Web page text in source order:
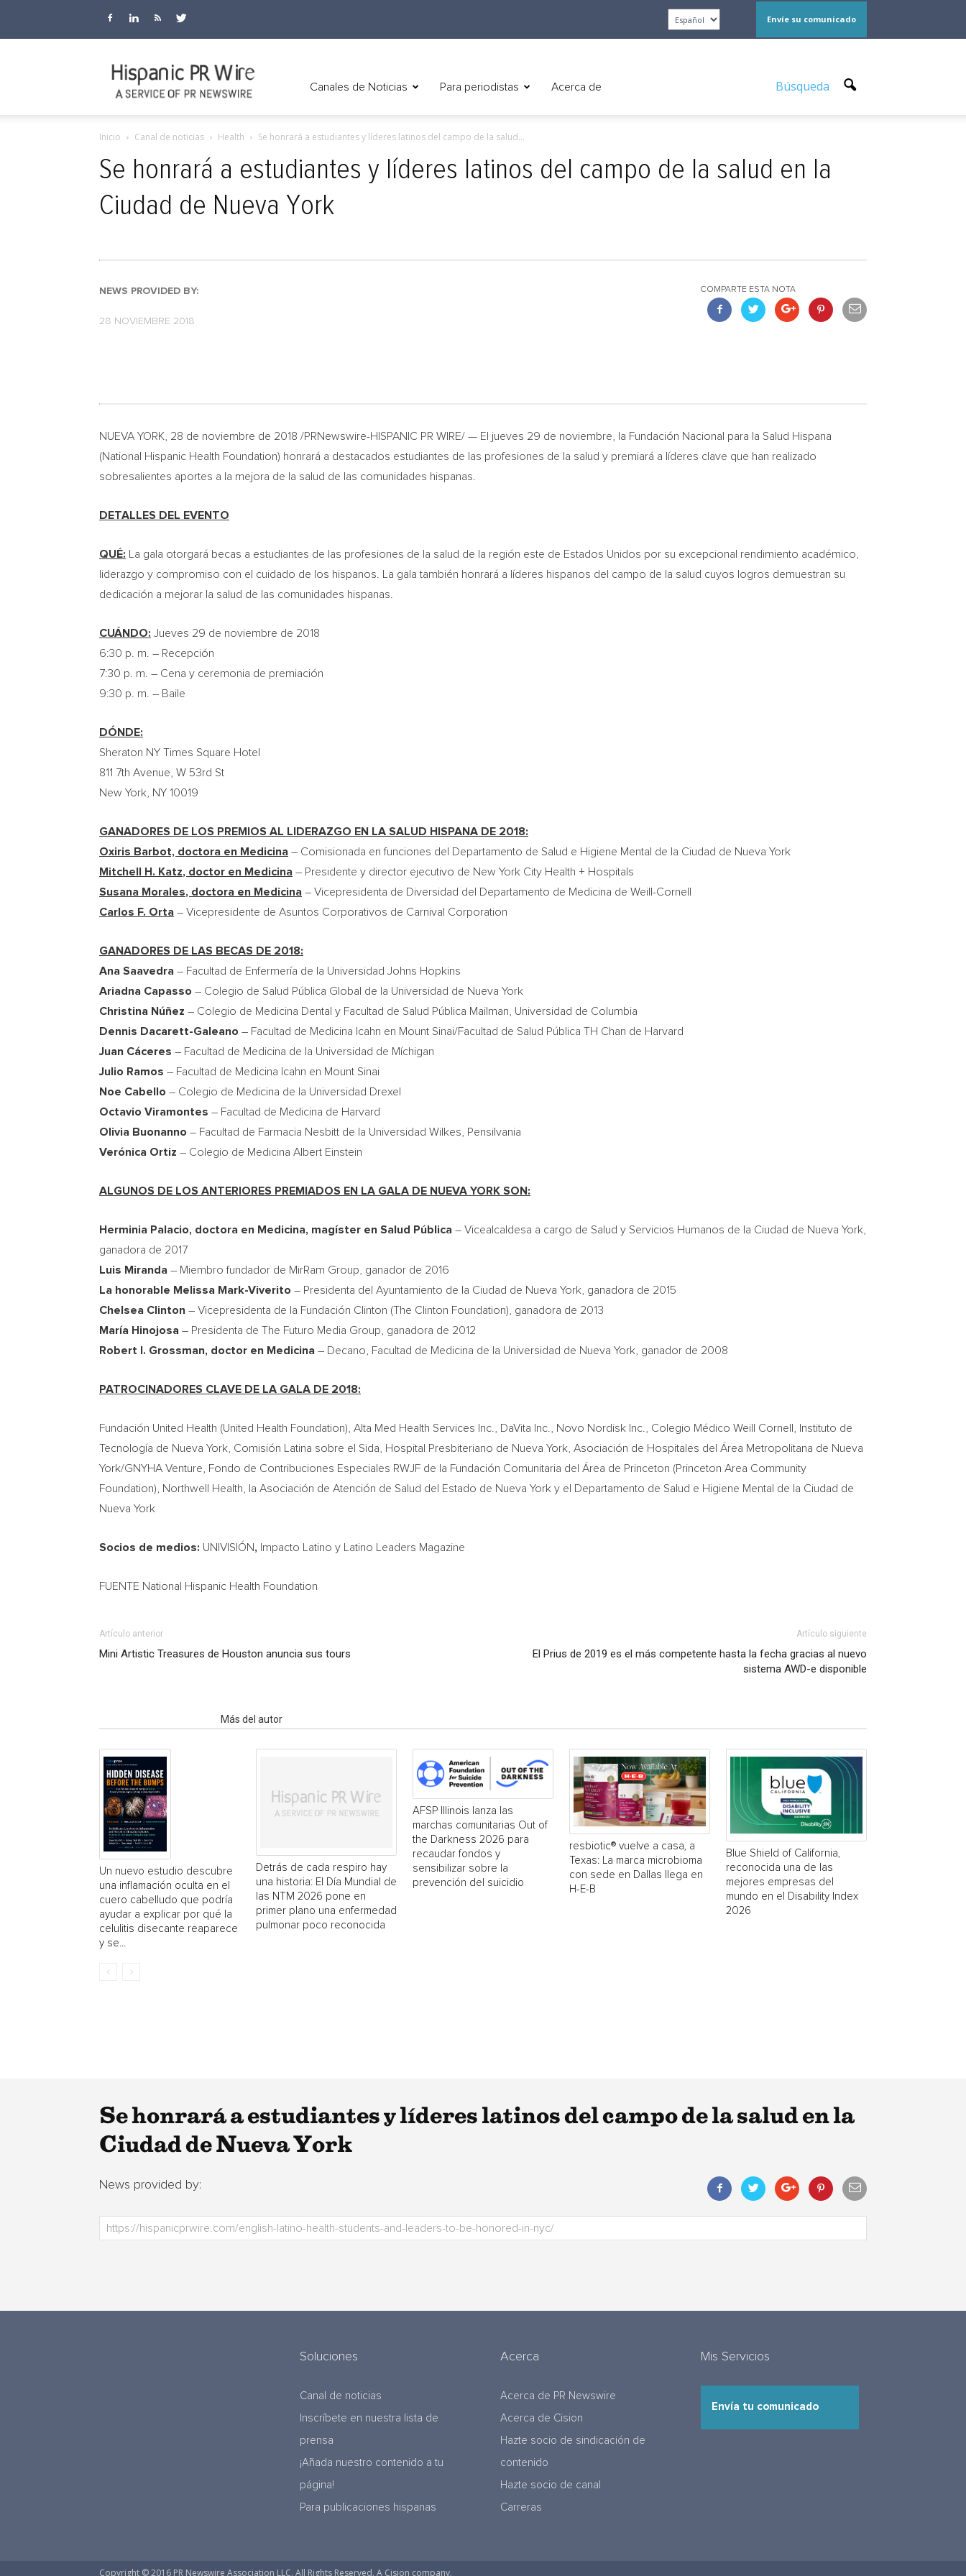
Envíe su comunicado
Canales de Noticias Para periodistas Acerca de Búsqueda
Inicio Canal de noticias Health Se honrará a estudiantes y líderes latinos del campo de la salud...
Se honrará a estudiantes y líderes latinos del campo de la salud en la
Ciudad de Nueva York
NEWS PROVIDED BY:
28 NOVIEMBRE 2018
COMPARTE ESTA NOTA
NUEVA YORK , 28 de noviembre de 2018 /PRNewswire-HISPANIC PR WIRE/ — El jueves 29 de noviembre, la Fundación Nacional para la Salud Hispana
(National Hispanic Health Foundation) honrará a destacados estudiantes de las profesiones de la salud y premiará a líderes clave que han realizado
sobresalientes aportes a la mejora de la salud de las comunidades hispanas.
DETALLES DEL EVENTO
QUÉ: La gala otorgará becas a estudiantes de las profesiones de la salud de la región este de Estados Unidos por su excepcional rendimiento académico,
liderazgo y compromiso con el cuidado de los hispanos. La gala también honrará a líderes hispanos del campo de la salud cuyos logros demuestran su
dedicación a mejorar la salud de las comunidades hispanas.
CUÁNDO: Jueves 29 de noviembre de 2018
6:30 p. m. – Recepción
7:30 p. m. – Cena y ceremonia de premiación
9:30 p. m. – Baile
DÓNDE:
Sheraton NY Times Square Hotel
811 7th Avenue, W 53rd St
New York, NY 10019
GANADORES DE LOS PREMIOS AL LIDERAZGO EN LA SALUD HISPANA DE 2018:
Oxiris Barbot, doctora en Medicina – Comisionada en funciones del Departamento de Salud e Higiene Mental de la Ciudad de Nueva York
Mitchell H. Katz, doctor en Medicina – Presidente y director ejecutivo de New York City Health + Hospitals
Susana Morales, doctora en Medicina – Vicepresidenta de Diversidad del Departamento de Medicina de Weill-Cornell
Carlos F. Orta – Vicepresidente de Asuntos Corporativos de Carnival Corporation
GANADORES DE LAS BECAS DE 2018:
Ana Saavedra – Facultad de Enfermería de la Universidad Johns Hopkins
Ariadna Capasso – Colegio de Salud Pública Global de la Universidad de Nueva York
Christina Núñez – Colegio de Medicina Dental y Facultad de Salud Pública Mailman, Universidad de Columbia
Dennis Dacarett-Galeano – Facultad de Medicina Icahn en Mount Sinai/Facultad de Salud Pública TH Chan de Harvard
Juan Cáceres – Facultad de Medicina de la Universidad de Míchigan
Julio Ramos – Facultad de Medicina Icahn en Mount Sinai
Noe Cabello – Colegio de Medicina de la Universidad Drexel
Octavio Viramontes – Facultad de Medicina de Harvard
Olivia Buonanno – Facultad de Farmacia Nesbitt de la Universidad Wilkes, Pensilvania
Verónica Ortiz – Colegio de Medicina Albert Einstein
ALGUNOS DE LOS ANTERIORES PREMIADOS EN LA GALA DE NUEVA YORK SON:
Herminia Palacio, doctora en Medicina, magíster en Salud Pública – Vicealcaldesa a cargo de Salud y Servicios Humanos de la Ciudad de Nueva York
ganadora de 2017
Luis Miranda – Miembro fundador de MirRam Group, ganador de 2016
La honorable Melissa Mark-Viverito – Presidenta del Ayuntamiento de la Ciudad de Nueva York , ganadora de 2015
Chelsea Clinton – Vicepresidenta de la Fundación Clinton (The Clinton Foundation), ganadora de 2013
María Hinojosa – Presidenta de The Futuro Media Group, ganadora de 2012
Robert I. Grossman, doctor en Medicina – Decano, Facultad de Medicina de la Universidad de Nueva York , ganador de 2008
PATROCINADORES CLAVE DE LA GALA DE 2018:
Fundación United Health (United Health Foundation), Alta Med Health Services Inc., DaVita Inc., Novo Nordisk Inc., Colegio Médico Weill Cornell, Instituto de
Tecnología de Nueva York , Comisión Latina sobre el Sida, Hospital Presbiteriano de Nueva York , Asociación de Hospitales del Área Metropolitana de Nueva
York/GNYHA Venture, Fondo de Contribuciones Especiales RWJF de la Fundación Comunitaria del Área de Princeton (Princeton Area Community
Foundation), Northwell Health, la Asociación de Atención de Salud del Estado de Nueva York y el Departamento de Salud e Higiene Mental de la Ciudad de
Nueva York
Socios de medios: UNIVISIÓN, Impacto Latino y Latino Leaders Magazine
FUENTE National Hispanic Health Foundation
Artículo anterior
Mini Artistic Treasures de Houston anuncia sus tours
Artículo siguiente
El Prius de 2019 es el más competente hasta la fecha gracias al nuevo
sistema AWD-e disponible
Más del autor
Un nuevo estudio descubre
una inflamación oculta en el
cuero cabelludo que podría
ayudar a explicar por qué la
celulitis disecante reaparece
y se...
Detrás de cada respiro hay
una historia: El Día Mundial de
las NTM 2026 pone en
primer plano una enfermedad
pulmonar poco reconocida
AFSP Illinois lanza las
marchas comunitarias Out of
the Darkness 2026 para
recaudar fondos y
sensibilizar sobre la
prevención del suicidio
resbiotic® vuelve a casa, a
Texas: La marca microbioma
con sede en Dallas llega en
H-E-B
Blue Shield of California,
reconocida una de las
mejores empresas del
mundo en el Disability Index
2026
Se honrará a estudiantes y líderes latinos del campo de la salud en la
Ciudad de Nueva York
News provided by:
Soluciones
Canal de noticias
Inscríbete en nuestra lista de
prensa
¡Añada nuestro contenido a tu
página!
Para publicaciones hispanas
Acerca
Acerca de PR Newswire
Acerca de Cision
Hazte socio de sindicación de
contenido
Hazte socio de canal
Carreras
Mis Servicios
Envía tu comunicado
Copyright © 2016 PR Newswire Association LLC. All Rights Reserved. A Cision company.